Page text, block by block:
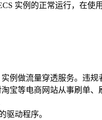
实例的正常运行，在使
例做流量穿透服务。违
宝等电商网站从事刷单
驱动程序。